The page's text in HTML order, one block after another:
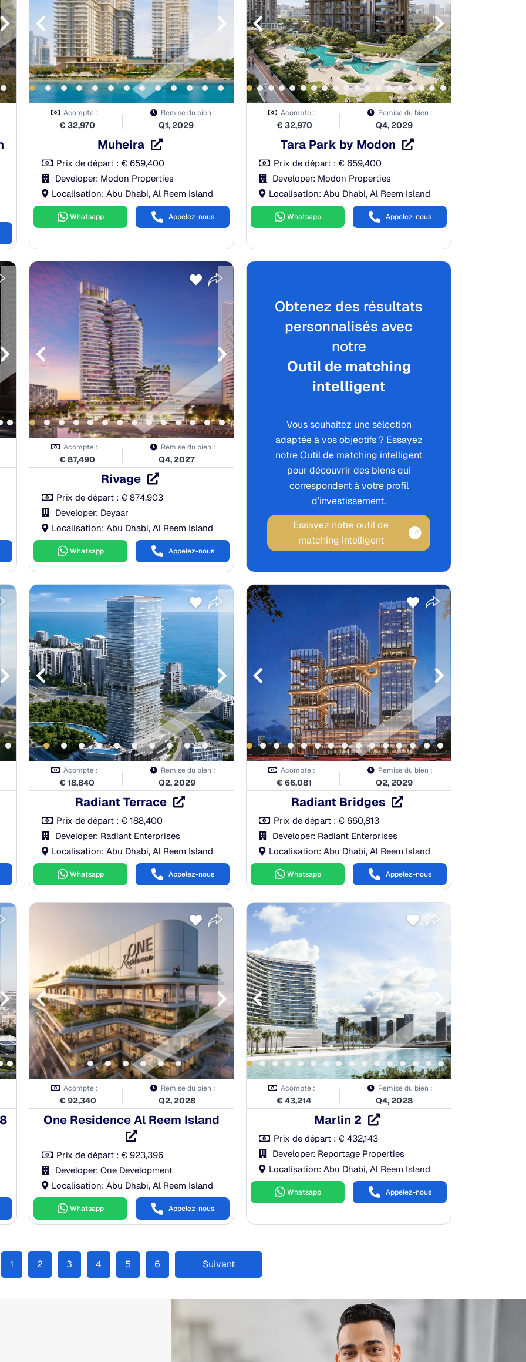
Acompte :
€ 32,970
Remise du bien :
Q1, 2029
Muheira
Prix de départ : € 659,400
Developer: Modon Properties
Localisation: Abu Dhabi, Al Reem Island
Whatsapp Appelez-nous
À la remise des clés:50.00%
Après la remise des clés:0.00%
Acompte :
€ 32,970
Remise du bien :
Q4, 2029
Tara Park by Modon
Prix de départ : € 659,400
Developer: Modon Properties
Localisation: Abu Dhabi, Al Reem Island
Whatsapp Appelez-nous
Acompte :
€ 87,490
Remise du bien :
Q4, 2027
Rivage
Prix de départ : € 874,903
Developer: Deyaar
Localisation: Abu Dhabi, Al Reem Island
Whatsapp Appelez-nous
Obtenez des résultats
personnalisés avec
notre
Outil de matching
intelligent
Vous souhaitez une sélection
adaptée à vos objectifs ? Essayez
notre Outil de matching intelligent
pour découvrir des biens qui
correspondent à votre profil
d’investissement.
Essayez notre outil de
matching intelligent
Acompte :
€ 18,840
Remise du bien :
Q2, 2029
Radiant Terrace
Prix de départ : € 188,400
Developer: Radiant Enterprises
Localisation: Abu Dhabi, Al Reem Island
Whatsapp Appelez-nous
Payment Plan
À la réservation:10.00%
Pendant la construction:
40.00%
À la remise des clés:50.00%
Après la remise des clés:0.00%
Acompte :
€ 66,081
Remise du bien :
Q2, 2029
Radiant Bridges
Prix de départ : € 660,813
Developer: Radiant Enterprises
Localisation: Abu Dhabi, Al Reem Island
Whatsapp Appelez-nous
Acompte :
€ 92,340
Remise du bien :
Q2, 2028
One Residence Al Reem Island
Prix de départ : € 923,396
Developer: One Development
Localisation: Abu Dhabi, Al Reem Island
Whatsapp Appelez-nous
Payment Plan
À la réservation:
Pendant la construction:46.00%
À la remise des clés:24.00%
Après la remise des clés:0.00%
Acompte :
€ 43,214
Remise du bien :
Q4, 2028
Marlin 2
Prix de départ : € 432,143
Developer: Reportage Properties
Localisation: Abu Dhabi, Al Reem Island
Whatsapp Appelez-nous
1 2 3 4 5 6 Suivant